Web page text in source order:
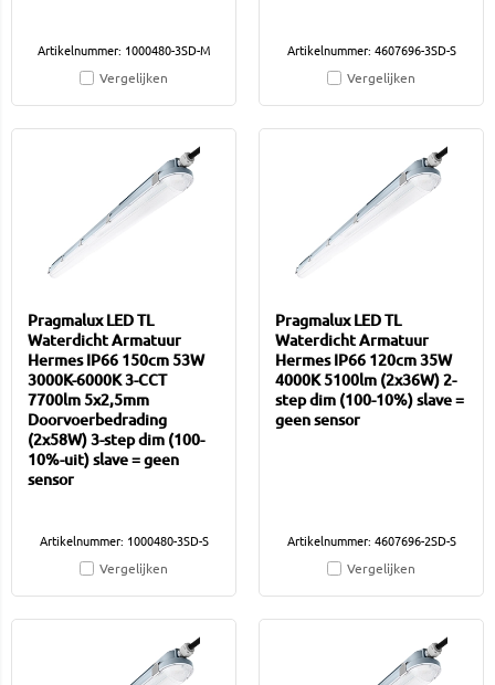
Artikelnummer: 1000480-3SD-M
Vergelijken
Artikelnummer: 4607696-3SD-S
Vergelijken
Pragmalux LED TL
Waterdicht Armatuur
Hermes IP66 150cm 53W
3000K-6000K 3-CCT
7700lm 5x2,5mm
Doorvoerbedrading
(2x58W) 3-step dim (100-
10%-uit) slave = geen
sensor
Artikelnummer: 1000480-3SD-S
Vergelijken
Pragmalux LED TL
Waterdicht Armatuur
Hermes IP66 120cm 35W
4000K 5100lm (2x36W) 2-
step dim (100-10%) slave =
geen sensor
Artikelnummer: 4607696-2SD-S
Vergelijken